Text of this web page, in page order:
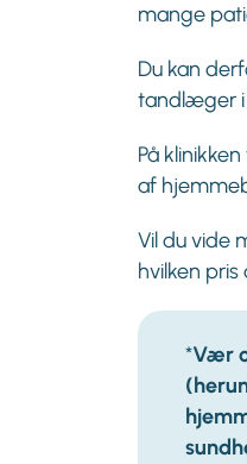
mange
Du kan
tandlæger i
På
af
Vil du vide
hvilken
*Vær